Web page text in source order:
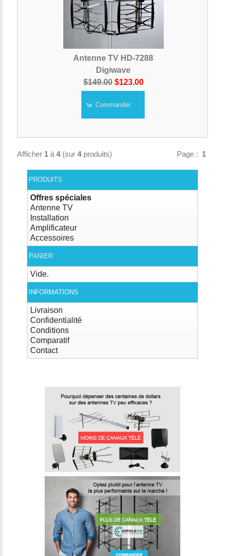
Antenne TV HD-7288
Digiwave
$149.00 $123.00
Commander
Page : 1
Afficher 1à 4(sur 4produits)
PRODUITS
Offres spéciales
Antenne TV
Installation
Amplificateur
Accessoires
PANIER
Vide.
INFORMATIONS
Livraison
Confidentialité
Conditions
Comparatif
Contact